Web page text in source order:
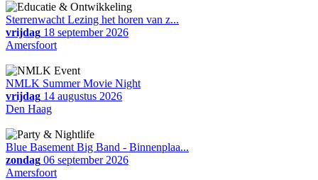
Sterrenwacht Lezing het horen van z...
vrijdag 18 september 2026
Amersfoort
NMLK Summer Movie Night
vrijdag 14 augustus 2026
Den Haag
Blue Basement Big Band - Binnenplaa...
zondag 06 september 2026
Amersfoort